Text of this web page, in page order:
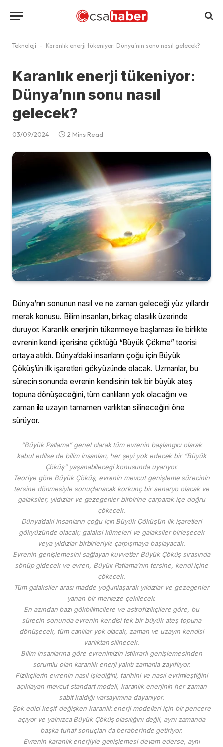
Teknoloji - Karanlık enerji tükeniyor: Dünya’nın sonu nasıl gelecek?
Karanlık enerji tükeniyor:
Dünya’nın sonu nasıl
gelecek?
03/09/2024 2 Mins Read
Dünya’nın sonunun nasıl ve ne zaman geleceği yüz yıllardır
merak konusu. Bilim insanları, birkaç olasılık üzerinde
duruyor. Karanlık enerjinin tükenmeye başlaması ile birlikte
evrenin kendi içerisine çöktüğü “Büyük Çökme” teorisi
ortaya atıldı. Dünya’daki insanların çoğu için Büyük
Çöküş’ün ilk işaretleri gökyüzünde olacak. Uzmanlar, bu
sürecin sonunda evrenin kendisinin tek bir büyük ateş
topuna dönüşeceğini, tüm canlıların yok olacağını ve
zaman ile uzayın tamamen varlıktan silineceğini öne
sürüyor.
“Büyük Patlama” genel olarak tüm evrenin başlangıcı olarak
kabul edilse de bilim insanları, her şeyi yok edecek bir “Büyük
Çöküş” yaşanabileceği konusunda uyarıyor.
Teoriye göre Büyük Çöküş, evrenin mevcut genişleme sürecinin
tersine dönmesiyle sonuçlanacak korkunç bir senaryo olacak ve
galaksiler, yıldızlar ve gezegenler birbirine çarparak içe doğru
çökecek.
Dünya’daki insanların çoğu için Büyük Çöküş’ün ilk işaretleri
gökyüzünde olacak; galaksi kümeleri ve galaksiler birleşecek
veya yıldızlar birbirleriyle çarpışmaya başlayacak.
Evrenin genişlemesini sağlayan kuvvetler Büyük Çöküş sırasında
sönüp gidecek ve evren, Büyük Patlama’nın tersine, kendi içine
çökecek.
Tüm galaksiler arası madde yoğunlaşarak yıldızlar ve gezegenler
yanan bir merkeze çekilecek.
En azından bazı gökbilimcilere ve astrofizikçilere göre, bu
sürecin sonunda evrenin kendisi tek bir büyük ateş topuna
dönüşecek, tüm canlılar yok olacak, zaman ve uzayın kendisi
varlıktan silinecek.
Bilim insanlarına göre evrenimizin istikrarlı genişlemesinden
sorumlu olan karanlık enerji yakıtı zamanla zayıflıyor.
Fizikçilerin evrenin nasıl işlediğini, tarihini ve nasıl evrimleştiğini
açıklayan mevcut standart modeli, karanlık enerjinin her zaman
sabit kaldığı varsayımına dayanıyor.
Şok edici keşif değişken karanlık enerji modelleri için bir pencere
açıyor ve yalnızca Büyük Çöküş olasılığını değil, aynı zamanda
başka tuhaf sonuçları da beraberinde getiriyor.
Evrenin karanlık enerjiyle genişlemesi devam ederse, aynı